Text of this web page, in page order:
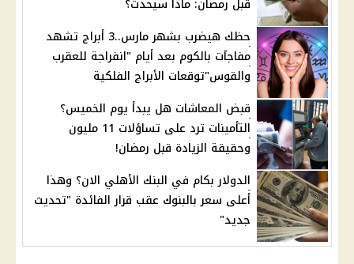
حظك هيضرب بشهر مارس..3 أبراج تشهد
مفاجآت بالكوم بعد أيام "انفراجة للعقرب
والقوس"توقعات الأبراج الفلكية
قبض المعاشات هل يبدأ يوم الخميس؟
التأمينات ترد على تساؤلات 11 مليون
وحقيقة الزيادة قبل رمضان!
الدولار بكام في البنك الأهلي الان؟ وهذا
أعلى سعر بالبنوك عقب قرار الفائدة "تحديث
جديد"